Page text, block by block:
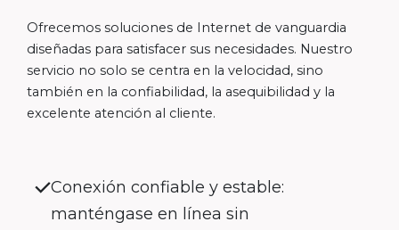
Ofrecemos soluciones de Internet de vanguardia
diseñadas para satisfacer sus necesidades. Nuestro
servicio no solo se centra en la velocidad, sino
también en la confiabilidad, la asequibilidad y la
excelente atención al cliente.
Conexión confiable y estable:
manténgase en línea sin